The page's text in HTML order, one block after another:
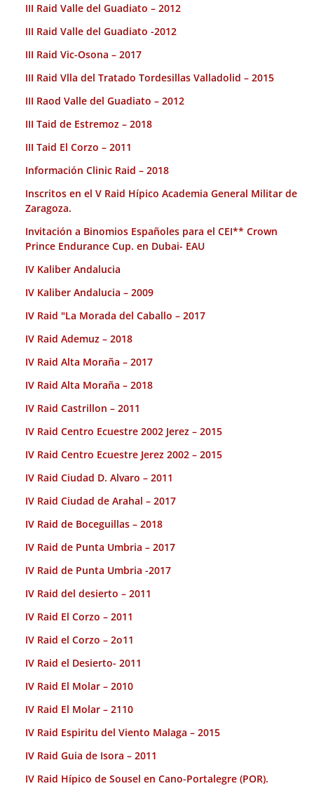
III Raid Valle del Guadiato – 2012
III Raid Valle del Guadiato -2012
III Raid Vic-Osona – 2017
III Raid Vlla del Tratado Tordesillas Valladolid – 2015
III Raod Valle del Guadiato – 2012
III Taid de Estremoz – 2018
III Taid El Corzo – 2011
Información Clinic Raid – 2018
Inscritos en el V Raid Hípico Academia General Militar de
Zaragoza.
Invitación a Binomios Españoles para el CEI** Crown
Prince Endurance Cup. en Dubai- EAU
IV Kaliber Andalucia
IV Kaliber Andalucia – 2009
IV Raid "La Morada del Caballo – 2017
IV Raid Ademuz – 2018
IV Raid Alta Moraña – 2017
IV Raid Alta Moraña – 2018
IV Raid Castrillon – 2011
IV Raid Centro Ecuestre 2002 Jerez – 2015
IV Raid Centro Ecuestre Jerez 2002 – 2015
IV Raid Ciudad D. Alvaro – 2011
IV Raid Ciudad de Arahal – 2017
IV Raid de Boceguillas – 2018
IV Raid de Punta Umbria – 2017
IV Raid de Punta Umbria -2017
IV Raid del desierto – 2011
IV Raid El Corzo – 2011
IV Raid el Corzo – 2o11
IV Raid el Desierto- 2011
IV Raid El Molar – 2010
IV Raid El Molar – 2110
IV Raid Espiritu del Viento Malaga – 2015
IV Raid Guia de Isora – 2011
IV Raid Hípico de Sousel en Cano-Portalegre (POR).